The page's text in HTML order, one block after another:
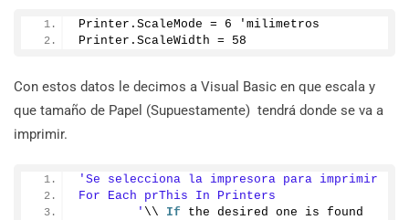
Printer. ScaleMode = 6 'milimetros
Printer. ScaleWidth = 58
Con estos datos le decimos a Visual Basic en que escala y
que tamaño de Papel (Supuestamente) tendrá donde se va a
imprimir.
'Se selecciona la impresora para imprimir
For Each prThis In Printers
        '
\\ If the desired one is found